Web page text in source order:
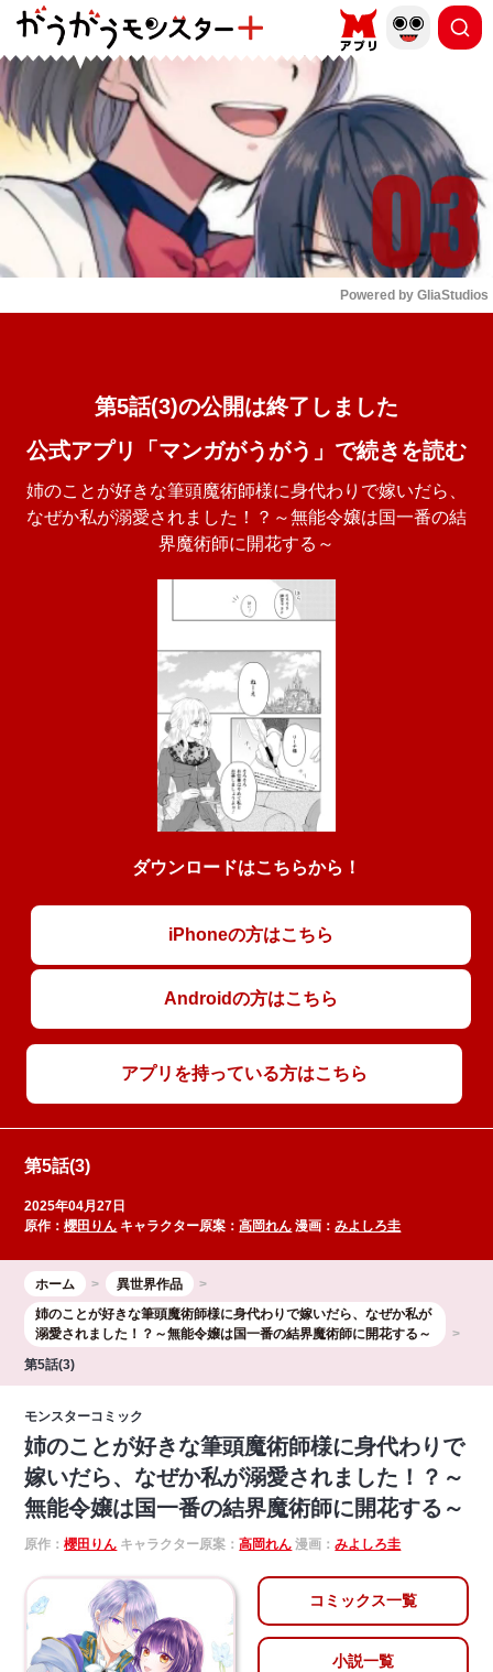
もっと読む
Powered by GliaStudios
第5話(3)の公開は終了しました
公式アプリ「マンガがうがう」で続きを読む
姉のことが好きな筆頭魔術師様に身代わりで嫁いだら、
なぜか私が溺愛されました！？～無能令嬢は国一番の結
界魔術師に開花する～
ダウンロードはこちらから！
iPhoneの方はこちら
Androidの方はこちら
アプリを持っている方はこちら
第5話(3)
2025年04月27日
原作：櫻田りん キャラクター原案：高岡れん 漫画：みよしろ圭
ホーム
異世界作品
姉のことが好きな筆頭魔術師様に身代わりで嫁いだら、なぜか私が
溺愛されました！？～無能令嬢は国一番の結界魔術師に開花する～
第5話(3)
モンスターコミック
姉のことが好きな筆頭魔術師様に身代わりで
嫁いだら、なぜか私が溺愛されました！？～
無能令嬢は国一番の結界魔術師に開花する～
原作：櫻田りん キャラクター原案：高岡れん 漫画：みよしろ圭
コミックス一覧
小説一覧